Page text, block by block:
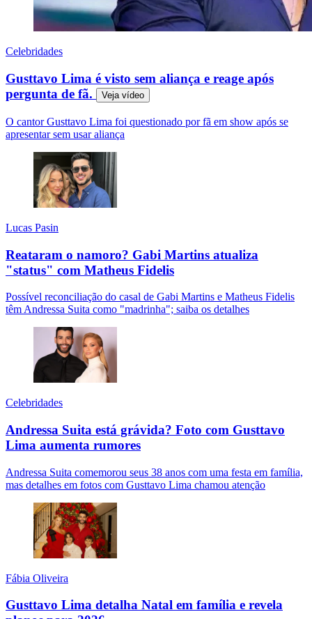
Celebridades
Gusttavo Lima é visto sem aliança e reage após
pergunta de fã.
Veja vídeo
O cantor Gusttavo Lima foi questionado por fã em show após se
apresentar sem usar aliança
Lucas Pasin
Reataram o namoro? Gabi Martins atualiza
"status" com Matheus Fidelis
Possível reconciliação do casal de Gabi Martins e Matheus Fidelis
têm Andressa Suita como "madrinha"; saiba os detalhes
Celebridades
Andressa Suita está grávida? Foto com Gusttavo
Lima aumenta rumores
Andressa Suita comemorou seus 38 anos com uma festa em família,
mas detalhes em fotos com Gusttavo Lima chamou atenção
Fábia Oliveira
Gusttavo Lima detalha Natal em família e revela